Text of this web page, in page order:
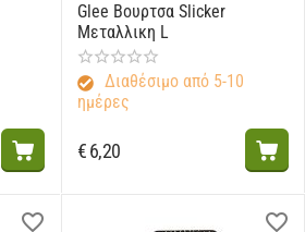
Glee Βουρτσα Slicker
Μεταλλικη L
Διαθέσιμο από 5-10
ημέρες
€6,20